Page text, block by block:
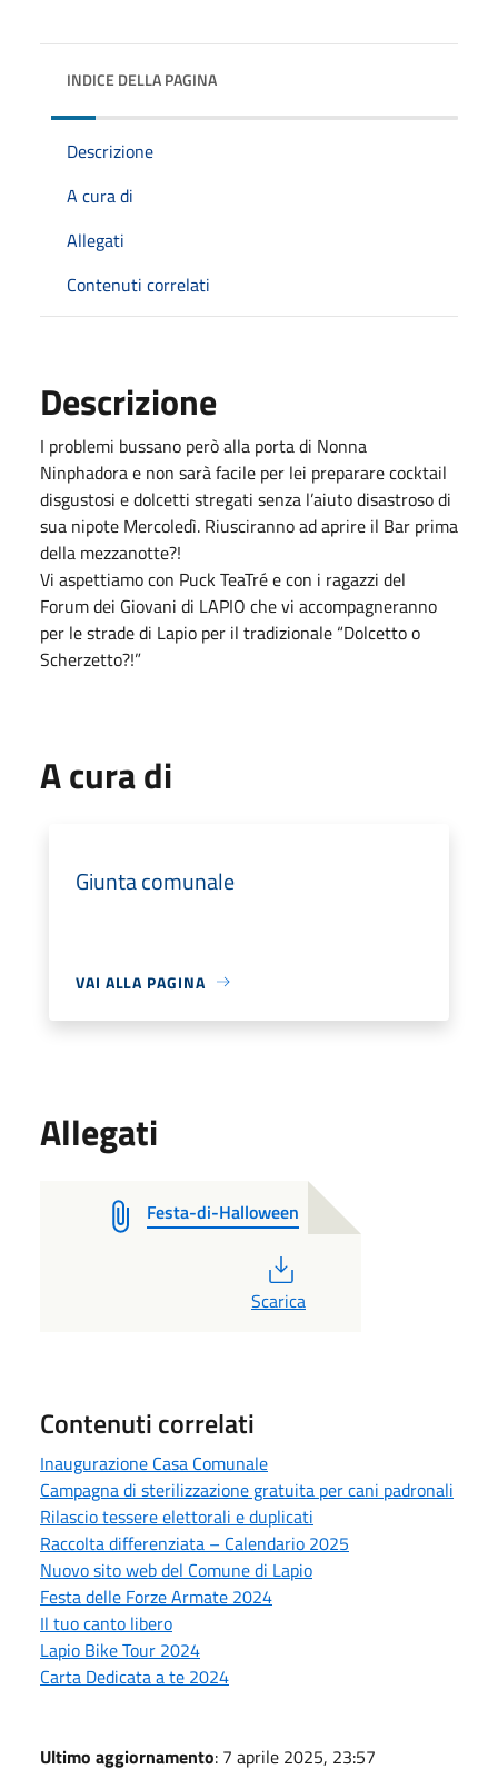
INDICE DELLA PAGINA
Descrizione
A cura di
Allegati
Contenuti correlati
Descrizione
I problemi bussano però alla porta di Nonna
Ninphadora e non sarà facile per lei preparare cocktail
disgustosi e dolcetti stregati senza l’aiuto disastroso di
sua nipote Mercoledì. Riusciranno ad aprire il Bar prima
della mezzanotte?!
Vi aspettiamo con Puck TeaTré e con i ragazzi del
Forum dei Giovani di LAPIO che vi accompagneranno
per le strade di Lapio per il tradizionale “Dolcetto o
Scherzetto?!”
A cura di
Giunta comunale
VAI ALLA PAGINA
Allegati
Festa-di-Halloween
Scarica
Contenuti correlati
Inaugurazione Casa Comunale
Campagna di sterilizzazione gratuita per cani padronali
Rilascio tessere elettorali e duplicati
Raccolta differenziata – Calendario 2025
Nuovo sito web del Comune di Lapio
Festa delle Forze Armate 2024
Il tuo canto libero
Lapio Bike Tour 2024
Carta Dedicata a te 2024
Ultimo aggiornamento: 7 aprile 2025, 23:57